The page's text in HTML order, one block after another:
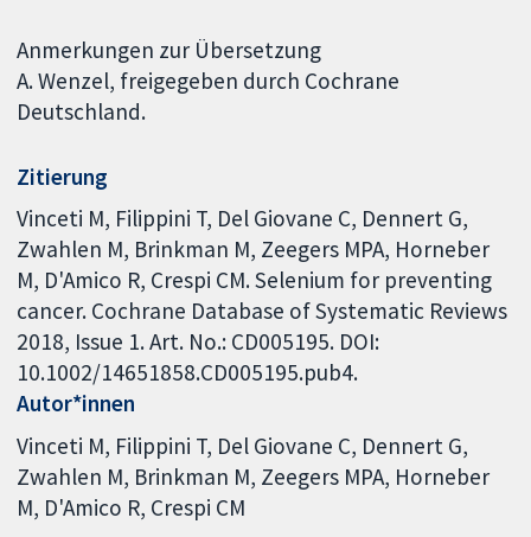
Anmerkungen zur Übersetzung
A. Wenzel, freigegeben durch Cochrane
Deutschland.
Zitierung
Vinceti M, Filippini T, Del Giovane C, Dennert G,
Zwahlen M, Brinkman M, Zeegers MPA, Horneber
M, D'Amico R, Crespi CM. Selenium for preventing
cancer. Cochrane Database of Systematic Reviews
2018, Issue 1. Art. No.: CD005195. DOI:
10.1002/14651858.CD005195.pub4.
Autor*innen
Vinceti M Filippini T Del Giovane C Dennert G
Zwahlen M Brinkman M Zeegers MPA Horneber
M D'Amico R Crespi CM